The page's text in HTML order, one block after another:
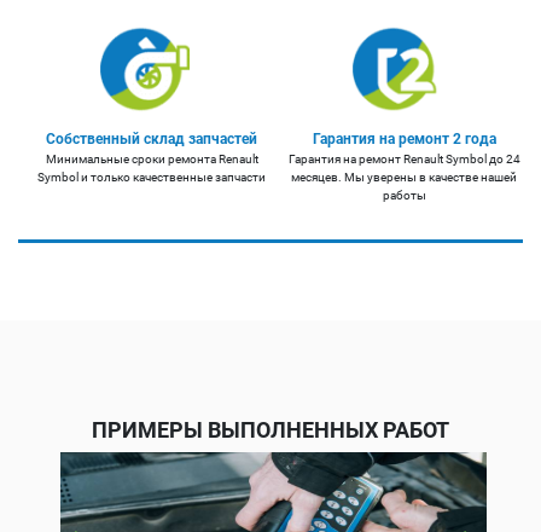
Собственный склад запчастей
Минимальные сроки ремонта Renault
Symbol и только качественные запчасти
Гарантия на ремонт 2 года
Гарантия на ремонт Renault Symbol до 24
месяцев. Мы уверены в качестве нашей
работы
ПРИМЕРЫ ВЫПОЛНЕННЫХ РАБОТ